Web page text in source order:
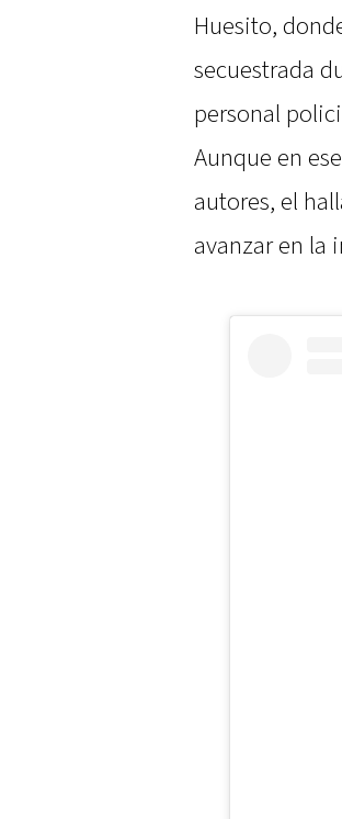
Huesito,
secuestrada
personal
Aunque en
autores, el
avanzar en la